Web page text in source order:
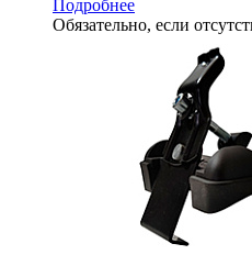
Подробнее
Обязательно, если